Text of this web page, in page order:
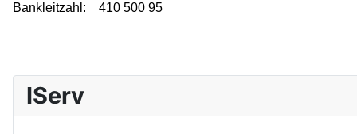
Bankleitzahl: 410 500 95
IServ